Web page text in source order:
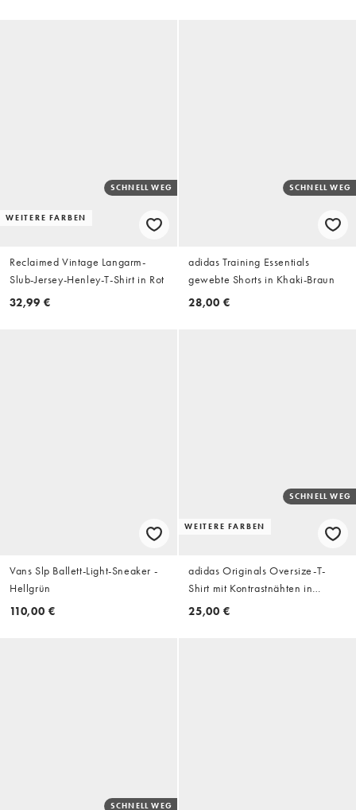
WEITERE FARBEN
SCHNELL WEG
Reclaimed Vintage Langarm-
Slub-Jersey-Henley-T-Shirt in Rot
32,99 €
SCHNELL WEG
adidas Training Essentials
gewebte Shorts in Khaki-Braun
28,00 €
Vans Slp Ballett-Light-Sneaker -
Hellgrün
110,00 €
WEITERE FARBEN
SCHNELL WEG
adidas Originals Oversize-T-
Shirt mit Kontrastnähten in
Wollweiß
25,00 €
SCHNELL WEG